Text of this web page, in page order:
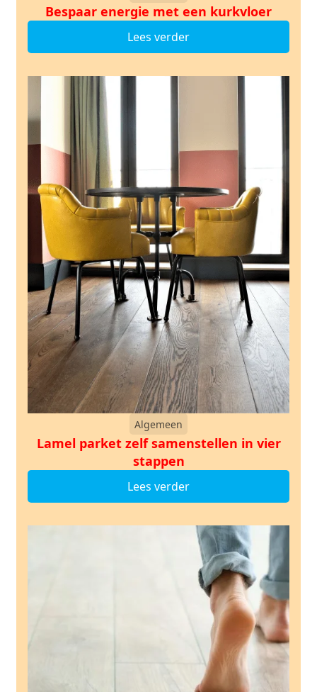
Bespaar energie met een kurkvloer
Lees verder
Algemeen
Lamel parket zelf samenstellen in vier
stappen
Lees verder